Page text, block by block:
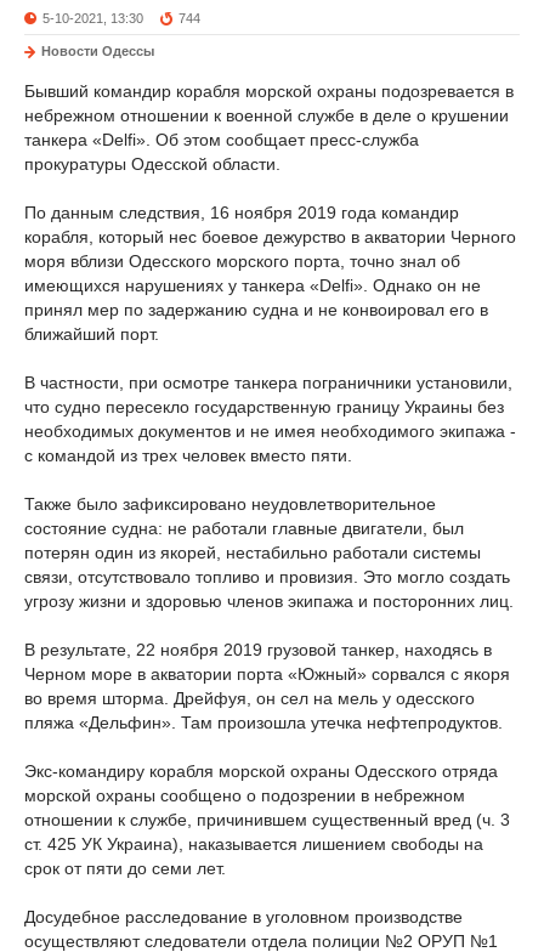
5-10-2021, 13:30 744
Новости Одессы
Бывший командир корабля морской охраны подозревается в
небрежном отношении к военной службе в деле о крушении
танкера «Delfi». Об этом сообщает пресс-служба
прокуратуры Одесской области.
По данным следствия, 16 ноября 2019 года командир
корабля, который нес боевое дежурство в акватории Черного
моря вблизи Одесского морского порта, точно знал об
имеющихся нарушениях у танкера «Delfi». Однако он не
принял мер по задержанию судна и не конвоировал его в
ближайший порт.
В частности, при осмотре танкера пограничники установили,
что судно пересекло государственную границу Украины без
необходимых документов и не имея необходимого экипажа -
с командой из трех человек вместо пяти.
Также было зафиксировано неудовлетворительное
состояние судна: не работали главные двигатели, был
потерян один из якорей, нестабильно работали системы
связи, отсутствовало топливо и провизия. Это могло создать
угрозу жизни и здоровью членов экипажа и посторонних лиц.
В результате, 22 ноября 2019 грузовой танкер, находясь в
Черном море в акватории порта «Южный» сорвался с якоря
во время шторма. Дрейфуя, он сел на мель у одесского
пляжа «Дельфин». Там произошла утечка нефтепродуктов.
Экс-командиру корабля морской охраны Одесского отряда
морской охраны сообщено о подозрении в небрежном
отношении к службе, причинившем существенный вред (ч. 3
ст. 425 УК Украина), наказывается лишением свободы на
срок от пяти до семи лет.
Досудебное расследование в уголовном производстве
осуществляют следователи отдела полиции №2 ОРУП №1